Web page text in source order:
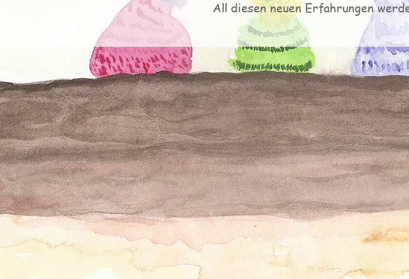
All diesen neuen Erfahrungen